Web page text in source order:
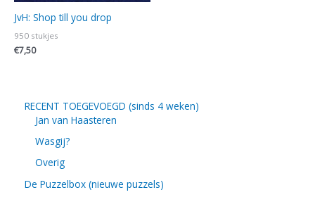
JvH: Shop till you drop
950 stukjes
€7,50
RECENT TOEGEVOEGD (sinds 4 weken)
Jan van Haasteren
Wasgij?
Overig
De Puzzelbox (nieuwe puzzels)